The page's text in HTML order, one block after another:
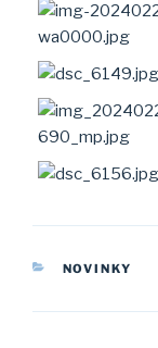
CATEGORIES
NOVINKY